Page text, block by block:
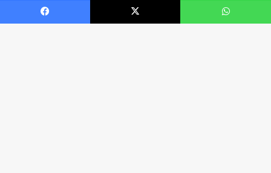
Facebook X WhatsApp